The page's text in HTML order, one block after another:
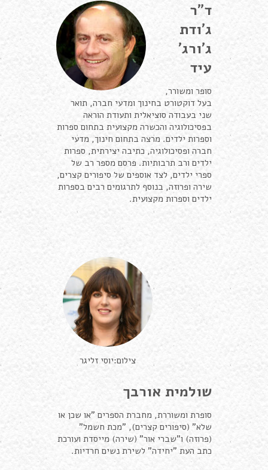
ד"ר
ג'ודת
ג'ורג'
עיד
סופר ומשורר,
בעל דוקטורט בחינוך ומדעי חברה, תואר
שני בעבודה סוציאלית ותעודת הוראה
בפסיכולוגיה והכשרה מקצועית בתחום ספרות
וספרות ילדים. מרצה בתחום חינוך, מדעי
חברה ופסיכולוגיה, כתיבה יצירתית, ספרות
ילדים ורב תרבותיות. פרסם מספר רב של
ספרי ילדים, לצד אוספים של סיפורים קצרים,
שירה ופרוזה, בנוסף לתרגומים רבים בספרות
ילדים וספרות מקצועית.
צילום:יוסי זליגר
שולמית אורבך
סופרת ומשוררת, מחברת הספרים "או שכן או
שלא" (סיפורים קצרים), "מכת חשמל"
(פרוזה) ו"שברי אור" (שירה) מייסדת ועורכת
כתב העת "יחידה" לשירת נשים חרדיות.